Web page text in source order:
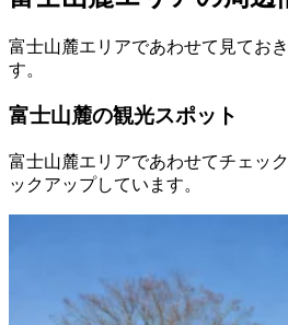
富士山麓エリアであわせて見てお
す。
富士山麓の観光スポット
富士山麓エリアであわせてチェッ
ックアップしています。